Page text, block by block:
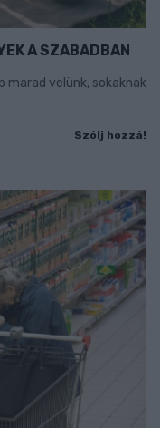
A SZABADBAN
marad velünk, sokaknak
Szólj hozzá!